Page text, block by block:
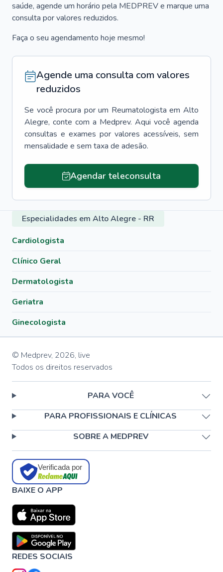
saúde, agende um horário pela MEDPREV e marque uma
consulta por valores reduzidos.
Faça o seu agendamento hoje mesmo!
Agende uma consulta com valores
reduzidos
Se você procura por um Reumatologista em Alto
Alegre, conte com a Medprev. Aqui você agenda
consultas e exames por valores acessíveis, sem
mensalidade e sem taxa de adesão.
Agendar teleconsulta
Especialidades em Alto Alegre - RR
Cardiologista
Clínico Geral
Dermatologista
Geriatra
Ginecologista
© Medprev, 2026, live
Todos os direitos reservados
PARA VOCÊ
PARA PROFISSIONAIS E CLÍNICAS
SOBRE A MEDPREV
Verificada por
BAIXE O APP
REDES SOCIAIS